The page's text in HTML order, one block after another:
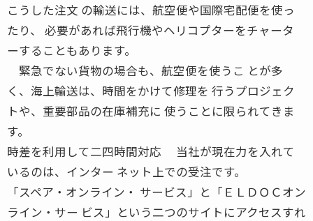
こうした注文 の輸送には、航空便や国際宅配便を使っ
たり、 必要があれば飛行機やヘリコプターをチャータ
ーすることもあります。
緊急でない貨物の場合も、航空便を使うこ とが多
く、海上輸送は、時間をかけて修理を 行うプロジェク
トや、重要部品の在庫補充に 使うことに限られてきま
す。
時差を利用して二四時間対応 当社が現在力を入れて
いるのは、インター ネット上での受注です。
「スペア・オンライン・ サービス」と「ＥＬＤＯＣオン
ライン・サー ビス」という二つのサイトにアクセスすれ